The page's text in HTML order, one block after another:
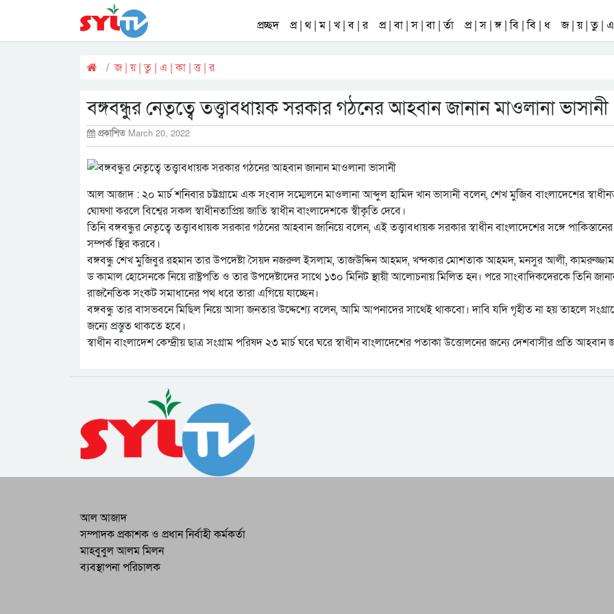
প্রচ্ছদ প্র | থ | ম | খ | ব | র প্র | বা | স | বা | র্তা প্র | স | ঙ্গ | বি | বি | ধ জ | য় | তু | এ
জ | য় | তু | এ | কা | ত্ত | র
বঙ্গবন্ধুর নেতৃত্বে তত্ত্বাবধায়ক সরকার গঠনের আহবান জানান মাওলানা ভাসানী
প্রকাশিত March 20, 2022
আল আজাদ : ২০ মার্চ শনিবার চট্টগ্রামে এক সংবাদ সম্মেলনে মাওলানা আব্দুল হামিদ খান ভাসানী বলেন, শেখ মুজিব বাংলাদেশের
ঘোষণা করলে বিশ্বের সকল স্বাধীনতাপ্রিয় জাতি স্বাধীন বাংলাদেশকে স্বীকৃতি দেবে।
তিনি বঙ্গবন্ধুর নেতৃত্বে তত্ত্বাবধায়ক সরকার গঠনের আহবান জানিয়ে বলেন, এই তত্ত্বাবধায়ক সরকার স্বাধীন বাংলাদেশের সঙ্গে পাকিস্তানের
সম্পর্ক স্থির করবে।
বঙ্গবন্ধু শেখ মুজিবুর রহমান তার উপদেষ্টা সৈয়দ নজরুল ইসলাম, তাজউদ্দিন আহমদ, খন্দকার মোশতাক আহমদ, মনসুর আলী,
ড কামাল হোসেনকে নিয়ে রাষ্ট্রপতি ও তার উপদেষ্টাদের সাথে ১৩০ মিনিট স্থায়ী আলোচনায় মিলিত হন। পরে সাংবাদিকদেরকে তিনি
রাজনৈতিক সংকট সমাধানের পথ ধরে তারা এগিয়ে যাচ্ছেন।
বঙ্গবন্ধু তার বাসভবনে মিছিল নিয়ে আসা জনতার উদ্দেশ্যে বলেন, আমি আপনাদের সাথেই থাকবো। দাবি যদি গৃহীত না হয় তাহলে
জন্যে প্রস্তুত থাকতে হবে।
স্বাধীন বাংলাদেশ কেন্দ্রীয় ছাত্র সংগ্রাম পরিষদ ২৩ মার্চ ঘরে ঘরে স্বাধীন বাংলাদেশের পতাকা উত্তোলনের জন্যে দেশবাসীর প্রতি আহবান
আল আজাদ
সম্পাদক প্রকাশক ও প্রধান নির্বাহী কর্মকর্তা
মাহবুবুল আলম মিলন
ব্যবস্থাপনা পরিচালক